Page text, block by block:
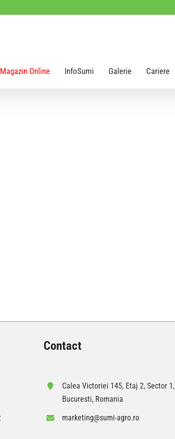
Magazin Online InfoSumi Galerie Cariere
Contact
Calea Victoriei 145, Etaj 2, Sector 1,
Bucuresti, Romania
marketing@sumi-agro.ro